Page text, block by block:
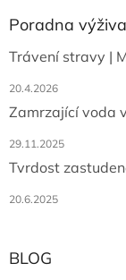
Poradna výživa
Trávení stravy |
20.4.2026
Zamrzající voda
29.11.2025
Tvrdost
20.6.2025
BLOG